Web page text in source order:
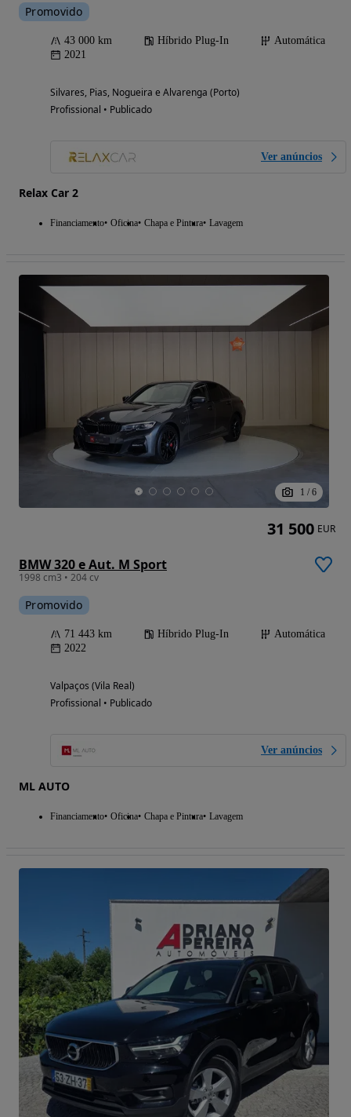
Promovido
43 000 km Híbrido Plug-In
Automática
2021
Silvares, Pias, Nogueira e Alvarenga (Porto)
Profissional • Publicado
Ver anúncios
Relax Car 2
Financiamento Oficina Chapa e Pintura Lavagem
1 / 6
BMW 320 e Aut. M Sport
1998 cm3 • 204 cv
Promovido
71 443 km Híbrido Plug-In
Automática
2022
Valpaços (Vila Real)
Profissional • Publicado
Ver anúncios
ML AUTO
Financiamento Oficina Chapa e Pintura Lavagem
31 500 EUR